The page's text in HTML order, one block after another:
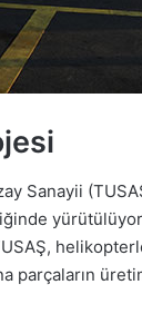
Sanayii